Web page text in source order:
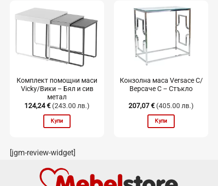
Комплект помощни маси
Vicky/Вики – Бял и сив
метал
124,24€ (243.00 лв.)
Купи
Конзолна маса Versace C/
Версаче С – Стъкло
207,07€ (405.00 лв.)
Купи
[jgm-review-widget]